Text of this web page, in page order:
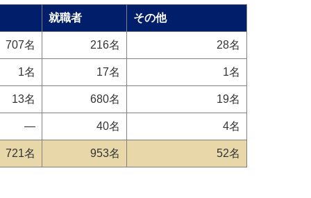
就職者 その他
721名 953名 52名
707名 216名 28名
1名 17名 1名
13名 680名 19名
― 40名 4名